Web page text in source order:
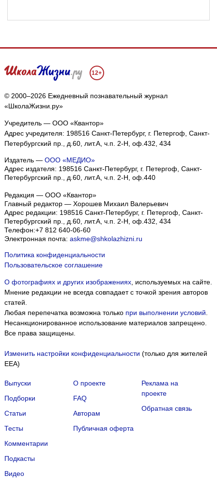
12+
© 2000–2026 Ежедневный познавательный журнал
«ШколаЖизни.ру»
Учредитель — ООО «Квантор»
Адрес учредителя: 198516 Санкт-Петербург, г. Петергоф, Санкт-
Петербургский пр., д.60, лит.А, ч.п. 2-Н, оф.432, 434
Издатель — ООО «МЕДИО»
Адрес издателя: 198516 Санкт-Петербург, г. Петергоф, Санкт-
Петербургский пр., д.60, лит.А, ч.п. 2-Н, оф.440
Редакция — ООО «Квантор»
Главный редактор — Хорошев Михаил Валерьевич
Адрес редакции: 198516 Санкт-Петербург, г. Петергоф, Санкт-
Петербургский пр., д.60, лит.А, ч.п. 2-Н, оф.432, 434
Телефон:+7 812 640-06-60
Электронная почта: askme@shkolazhizni.ru
Политика конфиденциальности
Пользовательское соглашение
О фотографиях и других изображениях, используемых на сайте.
Мнение редакции не всегда совпадает с точкой зрения авторов
статей.
Любая перепечатка возможна только при выполнении условий.
Несанкционированное использование материалов запрещено.
Все права защищены.
Изменить настройки конфиденциальности (только для жителей
EEA)
Выпуски
Подборки
Статьи
Тесты
Комментарии
Подкасты
Видео
О проекте
FAQ
Авторам
Публичная оферта
Реклама на
проекте
Обратная связь